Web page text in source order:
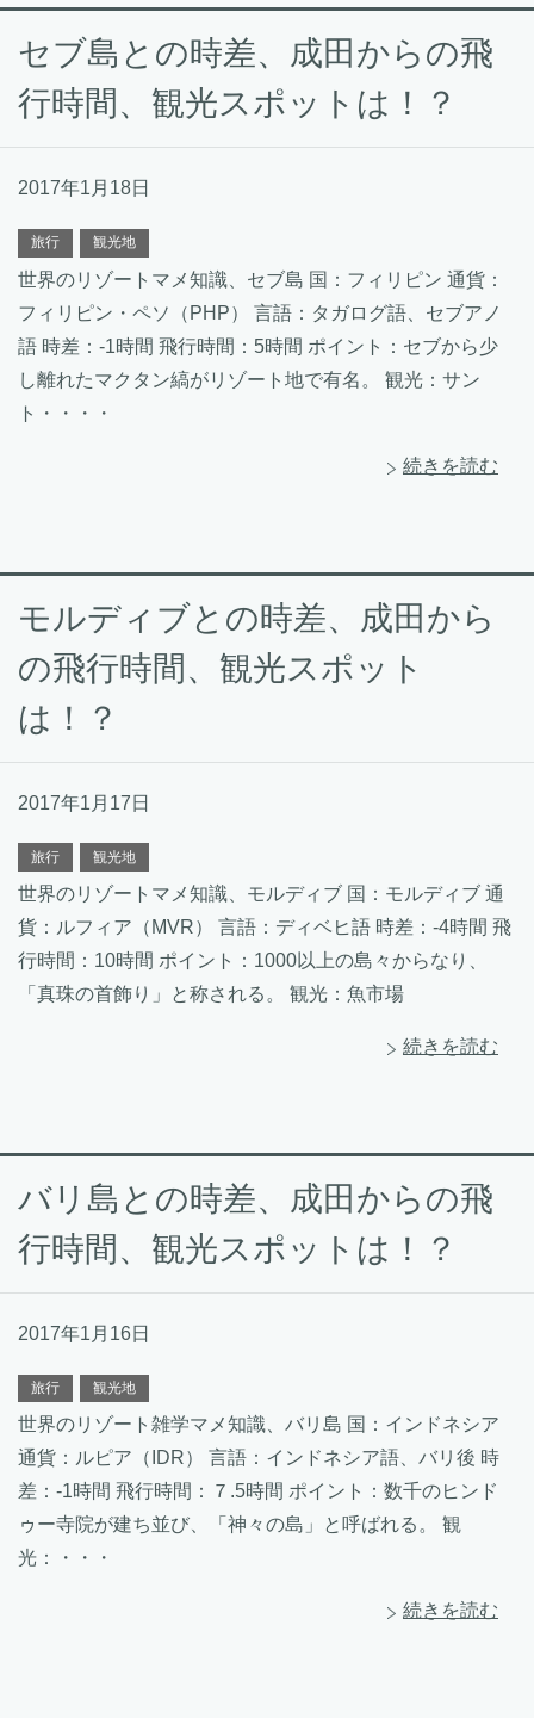
セブ島との時差、成田からの飛
行時間、観光スポットは！？
2017年1月18日
旅行 観光地
世界のリゾートマメ知識、セブ島 国：フィリピン 通貨：
フィリピン・ペソ（PHP） 言語：タガログ語、セブアノ
語 時差：-1時間 飛行時間：5時間 ポイント：セブから少
し離れたマクタン縞がリゾート地で有名。 観光：サン
ト・・・・
続きを読む
モルディブとの時差、成田から
の飛行時間、観光スポット
は！？
2017年1月17日
旅行 観光地
世界のリゾートマメ知識、モルディブ 国：モルディブ 通
貨：ルフィア（MVR） 言語：ディベヒ語 時差：-4時間 飛
行時間：10時間 ポイント：1000以上の島々からなり、
「真珠の首飾り」と称される。 観光：魚市場
続きを読む
バリ島との時差、成田からの飛
行時間、観光スポットは！？
2017年1月16日
旅行 観光地
世界のリゾート雑学マメ知識、バリ島 国：インドネシア
通貨：ルピア（IDR） 言語：インドネシア語、バリ後 時
差：-1時間 飛行時間：７.5時間 ポイント：数千のヒンド
ゥー寺院が建ち並び、「神々の島」と呼ばれる。 観
光：・・・
続きを読む